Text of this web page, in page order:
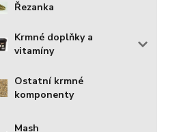
Řezanka
Krmné doplňky a
vitamíny
Ostatní krmné
komponenty
Mash